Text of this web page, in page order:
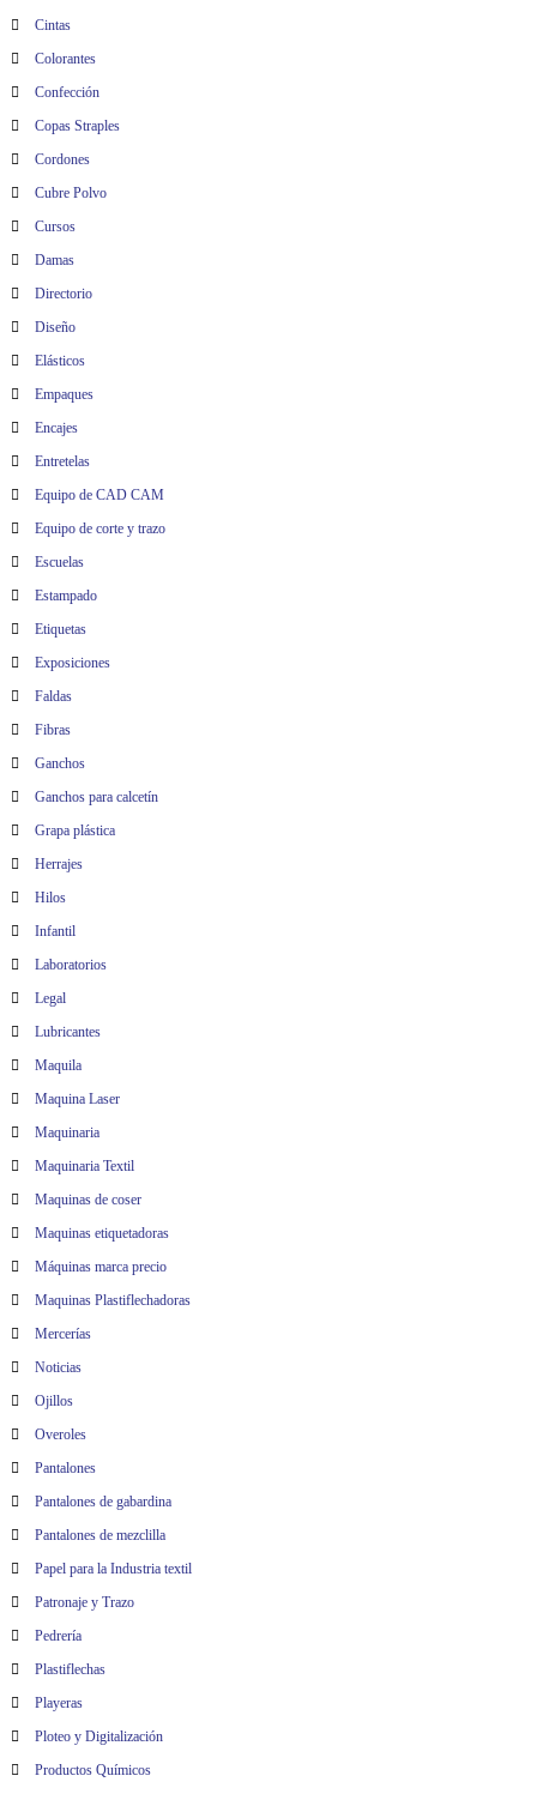
Cintas
Colorantes
Confección
Copas Straples
Cordones
Cubre Polvo
Cursos
Damas
Directorio
Diseño
Elásticos
Empaques
Encajes
Entretelas
Equipo de CAD CAM
Equipo de corte y trazo
Escuelas
Estampado
Etiquetas
Exposiciones
Faldas
Fibras
Ganchos
Ganchos para calcetín
Grapa plástica
Herrajes
Hilos
Infantil
Laboratorios
Legal
Lubricantes
Maquila
Maquina Laser
Maquinaria
Maquinaria Textil
Maquinas de coser
Maquinas etiquetadoras
Máquinas marca precio
Maquinas Plastiflechadoras
Mercerías
Noticias
Ojillos
Overoles
Pantalones
Pantalones de gabardina
Pantalones de mezclilla
Papel para la Industria textil
Patronaje y Trazo
Pedrería
Plastiflechas
Playeras
Ploteo y Digitalización
Productos Químicos